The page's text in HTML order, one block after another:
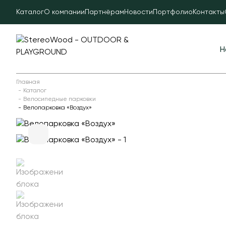
КаталогО компании Партнёрам Новости Портфолио Контакты
Главная
Каталог
Велосипедные парковки
Велопарковка «Воздух»